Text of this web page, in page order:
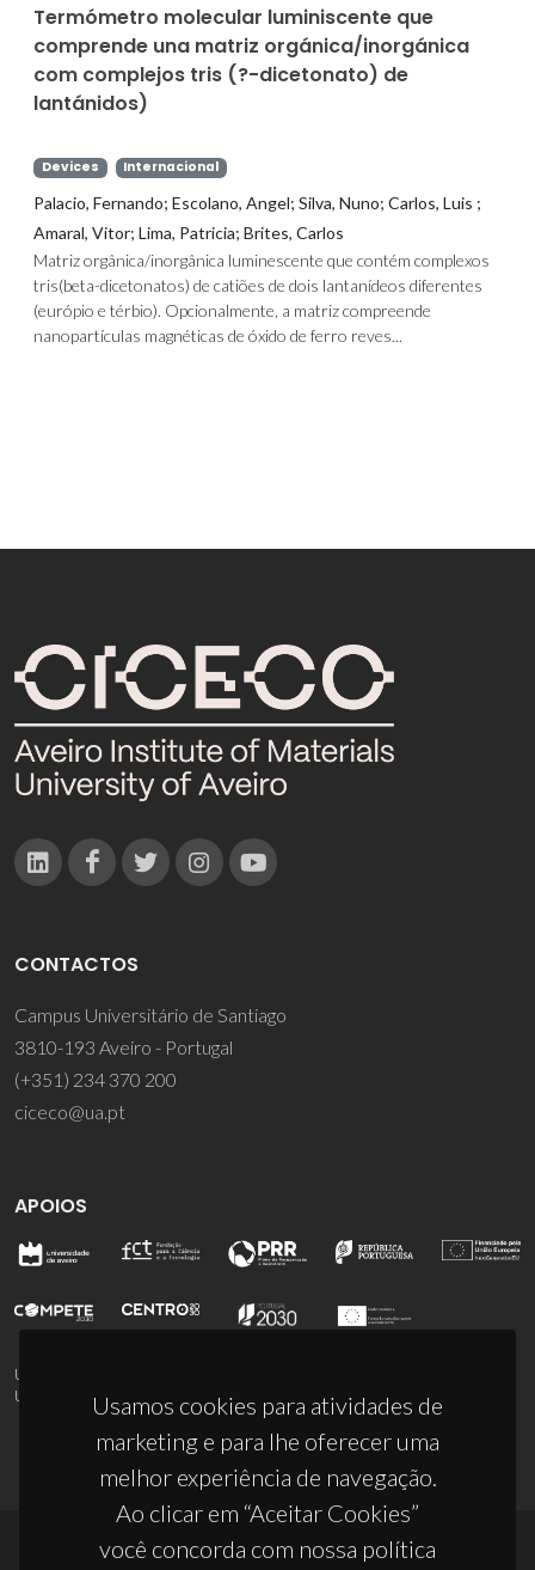
Termómetro molecular luminiscente que
comprende una matriz orgánica/inorgánica
com complejos tris (?-dicetonato) de
lantánidos)
Devices Internacional
Palacio, Fernando; Escolano, Angel; Silva, Nuno; Carlos, Luis ;
Amaral, Vitor; Lima, Patricia; Brites, Carlos
Matriz orgânica/inorgânica luminescente que contém complexos
tris(beta-dicetonatos) de catiões de dois lantanídeos diferentes
(európio e térbio). Opcionalmente, a matriz compreende
nanopartículas magnéticas de óxido de ferro reves...
Usamos cookies para atividades de
marketing e para lhe oferecer uma
melhor experiência de navegação.
Ao clicar em “Aceitar Cookies”
você concorda com nossa política
CONTACTOS
Campus Universitário de Santiago
3810-193 Aveiro - Portugal
(+351) 234 370 200
ciceco@ua.pt
APOIOS
UID/PRR/50011/2025
UID/PRR2/50011/2025
10.54499/UID/PRR2/50011/2025 )